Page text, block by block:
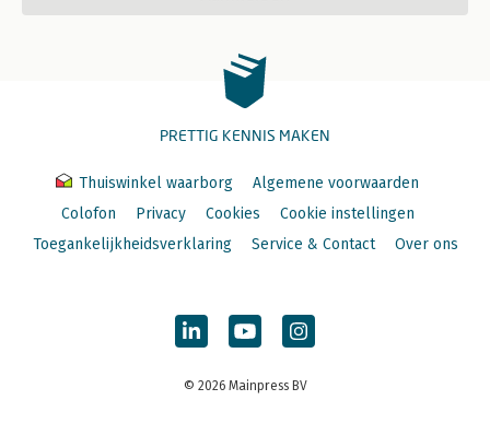
PRETTIG KENNIS MAKEN
Thuiswinkel waarborg
Algemene voorwaarden
Colofon
Privacy Cookies
Cookie instellingen
Toegankelijkheidsverklaring
Service & Contact Over ons
© 2026 Mainpress BV